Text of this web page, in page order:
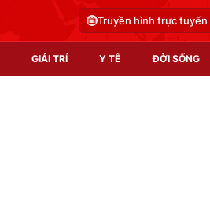
Truyền hình trực tuyến
GIẢI TRÍ Y TẾ ĐỜI SỐNG